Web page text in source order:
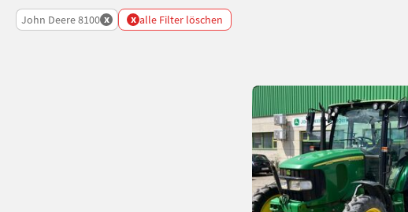
John Deere 8100 x x alle Filter löschen